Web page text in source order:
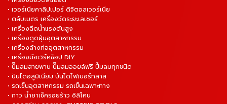
• เวอร์เนียคาลิปเปอร์ ดิจิตอลเวอร์เนีย
• ตลับเมตร เครื่องวัดระยะเลเซอร์
• เครื่องฉีดน้ำแรงดันสูง
• เครื่องดูดฝุ่นอุตสาหกรรม
• เครื่องล้างท่ออุตสาหกรรม
• เครื่องมือเวิร์คช็อป DIY
• ปั๊มลมสายพาน ปั๊มลมออยล์ฟรี ปั๊มลมทุกชนิด
• ปันไดอลูมิเนียม บันไดไฟเบอร์กลาส
• รถเข็นอุตสาหกรรม รถเข็นเฉพาะทาง
• กาว น้ำยาเช็ครอยร้าว ซิลิโคน